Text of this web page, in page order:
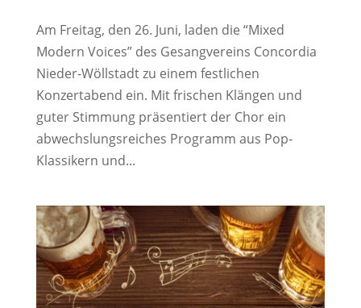
Am Freitag, den 26. Juni, laden die “Mixed
Modern Voices” des Gesangvereins Concordia
Nieder-Wöllstadt zu einem festlichen
Konzertabend ein. Mit frischen Klängen und
guter Stimmung präsentiert der Chor ein
abwechslungsreiches Programm aus Pop-
Klassikern und...